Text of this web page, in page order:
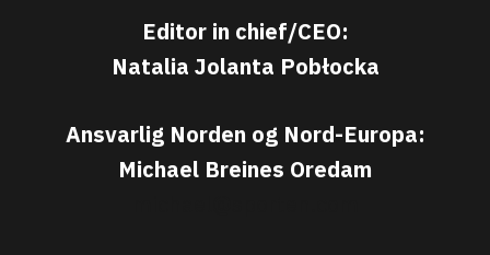
Editor in chief/CEO:
Natalia Jolanta Pobłocka
Ansvarlig Norden og Nord-Europa:
Michael Breines Oredam